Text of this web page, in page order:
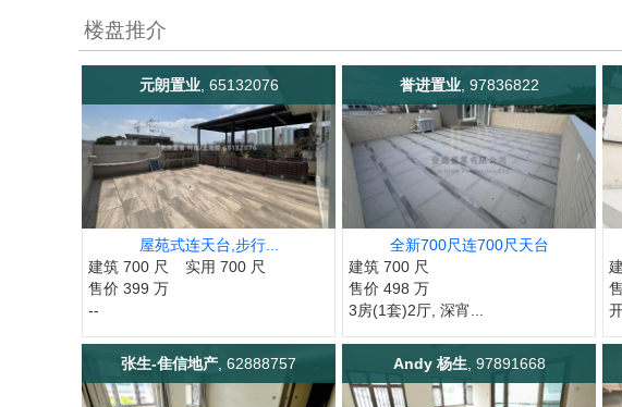
楼盘推介
元朗置业, 65132076
屋苑式连天台,步行...
建筑 700 尺
实用 700 尺
售价 399 万
--
誉进置业, 97836822
全新700尺连700尺天台
建筑 700 尺
售价 498 万
3房(1套)2厅, 深宵...
张生-隹信地产 , 62888757 Andy 杨生 , 97891668